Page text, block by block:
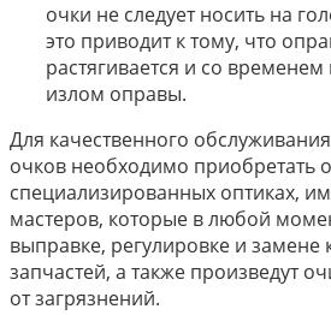
очки не следует носить на
это приводит к тому, что
растягивается и со
излом оправы.
Для качественного
очков необходимо приобретать
специализированных оптиках,
мастеров, которые в любой
выправке, регулировке и
запчастей, а также произведут
от загрязнений.